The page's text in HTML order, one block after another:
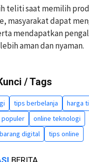
teliti saat memilih
masyarakat dapat
mendapatkan
aman dan nyaman.
/ Tags
tips berbelanja
harga
online teknologi
digital
tips online